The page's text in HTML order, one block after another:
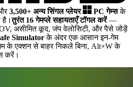
3,500+ अन्य सिंगल प्लेयर PC गेम्सके
है।तुरंत 16 गेमप्ले सहायताएँ टॉगल करें—
असीमित कूद, जंप वेलोसिटी, और पैसे जोड़ें
Simulatorके अंदर एक आसान इन-गेम
के एक्शन से बाहर निकले बिना, Alt+W के
करें।